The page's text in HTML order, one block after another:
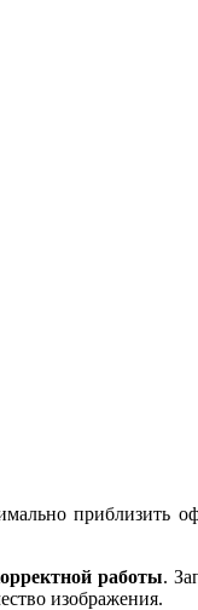
приблизить
работы.
изображения.